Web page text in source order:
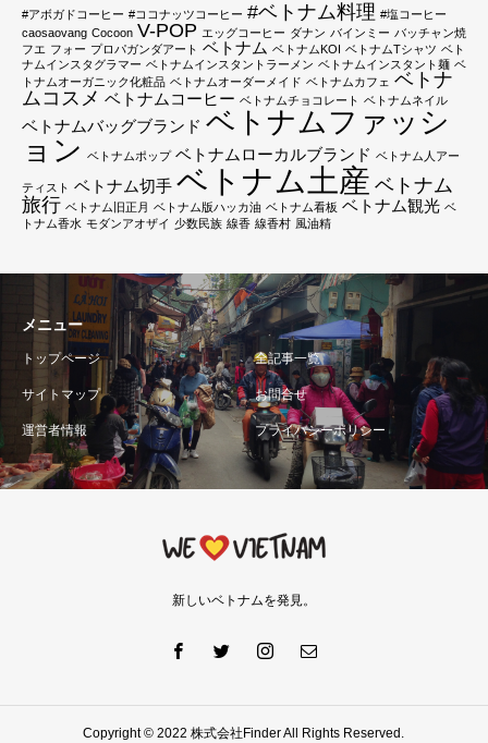
#アボガドコーヒー #ココナッツコーヒー #ベトナム料理 #塩コーヒー
caosaovang Cocoon V-POP エッグコーヒー ダナン バインミー バッチャン焼
フエ フォー プロパガンダアート ベトナム ベトナムKOI ベトナムTシャツ ベト
ナムインスタグラマー ベトナムインスタントラーメン ベトナムインスタント麺 ベ
トナムオーガニック化粧品 ベトナムオーダーメイド ベトナムカフェ ベトナ
ムコスメ ベトナムコーヒー ベトナムチョコレート ベトナムネイル
ベトナムバッグブランド ベトナムファッシ
ョン ベトナムポップ ベトナムローカルブランド ベトナム人アー
ティスト ベトナム切手 ベトナム土産 ベトナム
旅行 ベトナム旧正月 ベトナム版ハッカ油 ベトナム看板 ベトナム観光 ベ
トナム香水 モダンアオザイ 少数民族 線香 線香村 風油精
メニュー
トップページ 全記事一覧
サイトマップ お問合せ
運営者情報 プライバシーポリシー
新しいベトナムを発見。
Copyright © 2022 株式会社Finder All Rights Reserved.